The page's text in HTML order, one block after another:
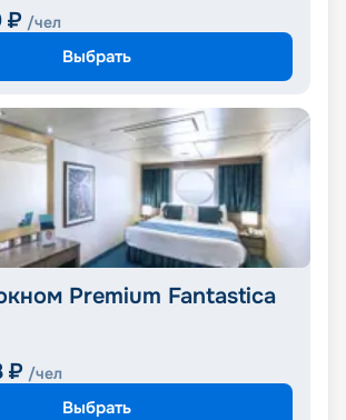
₽ /чел
Выбрать
Premium Fantastica
₽ /чел
Выбрать